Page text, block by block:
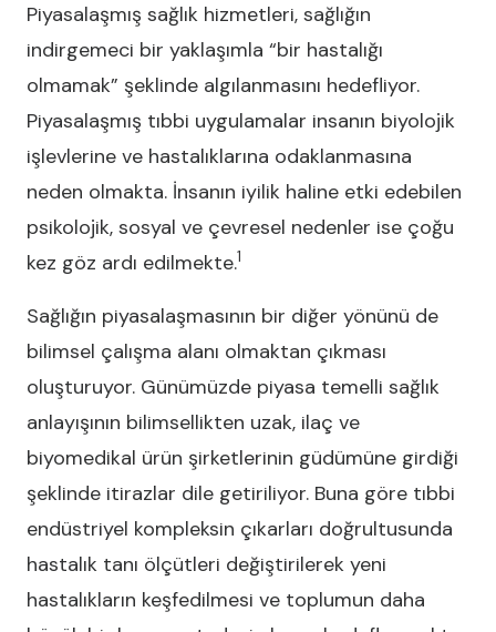
Piyasalaşmış sağlık hizmetleri, sağlığın
indirgemeci bir yaklaşımla “bir hastalığı
olmamak” şeklinde algılanmasını hedefliyor.
Piyasalaşmış tıbbi uygulamalar insanın biyolojik
işlevlerine ve hastalıklarına odaklanmasına
neden olmakta. İnsanın iyilik haline etki edebilen
psikolojik, sosyal ve çevresel nedenler ise çoğu
kez göz ardı edilmekte.1
Sağlığın piyasalaşmasının bir diğer yönünü de
bilimsel çalışma alanı olmaktan çıkması
oluşturuyor. Günümüzde piyasa temelli sağlık
anlayışının bilimsellikten uzak, ilaç ve
biyomedikal ürün şirketlerinin güdümüne girdiği
şeklinde itirazlar dile getiriliyor. Buna göre tıbbi
endüstriyel kompleksin çıkarları doğrultusunda
hastalık tanı ölçütleri değiştirilerek yeni
hastalıkların keşfedilmesi ve toplumun daha